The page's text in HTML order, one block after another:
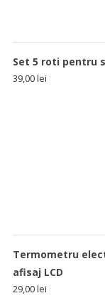
Set 5 roti pentru
39,00lei
Termometru
afisaj LCD
29,00lei